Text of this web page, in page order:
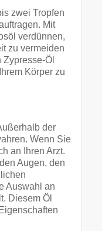
zwei Tropfen
Mit
verdünnen,
zu vermeiden
Öl
Körper zu
der
Wenn Sie
an Ihren Arzt.
Augen, den
Auswahl an
Diesem Öl